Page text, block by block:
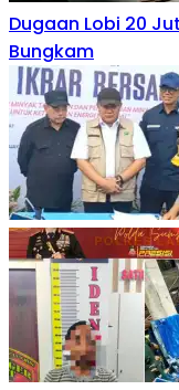
Dugaan Lobi 20
Bungkam